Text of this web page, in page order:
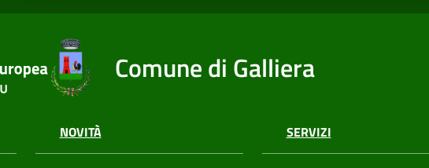
Comune di Galliera
NOVITÀ SERVIZI